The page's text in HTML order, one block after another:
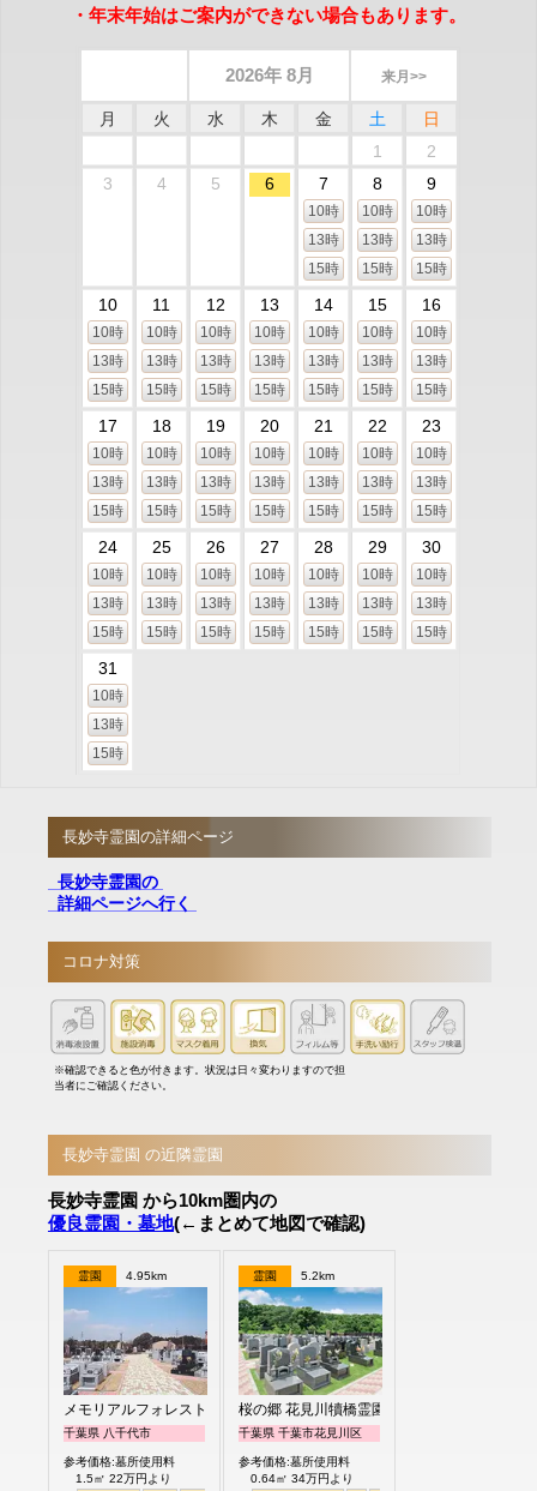
・年末年始はご案内ができない場合もあります。
2026年 8月 来月>>
月 火 水 木 金 土
日
1
2
3
4 5 6 7
10時
13時
15時
8
10時
13時
15時
9
10時
13時
15時
10
10時
13時
15時
11
10時
13時
15時
12
10時
13時
15時
13
10時
13時
15時
14
10時
13時
15時
15
10時
13時
15時
16
10時
13時
15時
17
10時
13時
15時
18
10時
13時
15時
19
10時
13時
15時
20
10時
13時
15時
21
10時
13時
15時
22
10時
13時
15時
23
10時
13時
15時
24
10時
13時
15時
25
10時
13時
15時
26
10時
13時
15時
27
10時
13時
15時
28
10時
13時
15時
29
10時
13時
15時
30
10時
13時
15時
31
10時
13時
15時
長妙寺霊園の詳細ページ
長妙寺霊園の
詳細ページへ行く
コロナ対策
※確認できると色が付きます。状況は日々変わりますので担
当者にご確認ください。
長妙寺霊園 の近隣霊園
長妙寺霊園 から10km圏内の
優良霊園・墓地(←まとめて地図で確認)
霊園 4.95km
メモリアルフォレスト八千代
千葉県 八千代市
参考価格:墓所使用料
1.5㎡ 22万円より
霊園 5.2km
桜の郷 花見川犢橋霊園
千葉県 千葉市花見川区
参考価格:墓所使用料
0.64㎡ 34万円より